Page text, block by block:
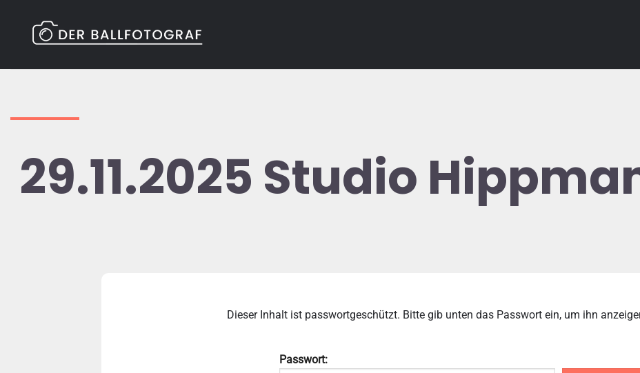
springen
29.11.2025 Studio
Dieser Inhalt ist passwortgeschützt. Bitte gib unten das Passwort ein, um ihn
Passwort: